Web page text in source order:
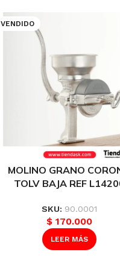
VENDIDO
MOLINO GRANO
TOLV BAJA REF
SKU: 90.0001
$ 170.000
LEER MÁS